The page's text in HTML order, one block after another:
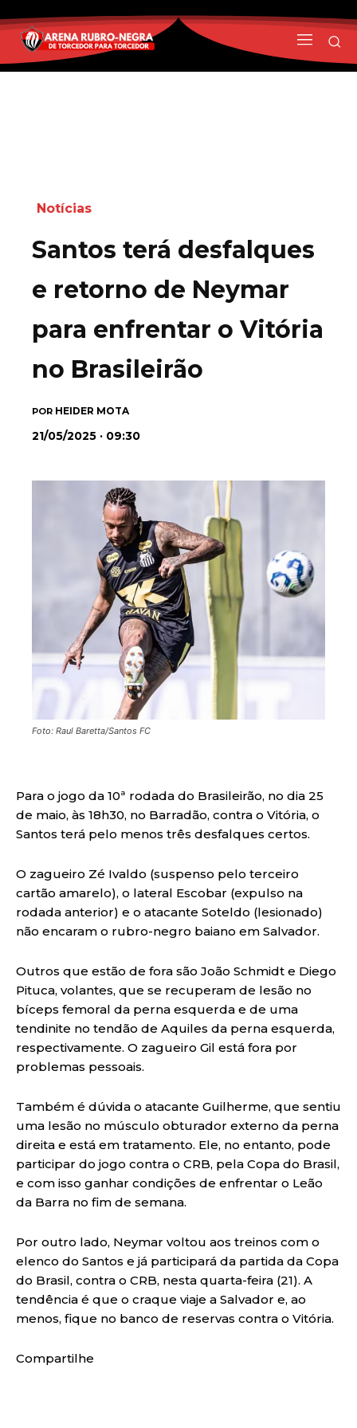
Notícias
Santos terá desfalques
e retorno de Neymar
para enfrentar o Vitória
no Brasileirão
POR HEIDER MOTA
21/05/2025 · 09:30
Foto: Raul Baretta/Santos FC
Para o jogo da 10ª rodada do Brasileirão, no dia 25
de maio, às 18h30, no Barradão, contra o Vitória, o
Santos terá pelo menos três desfalques certos.
O zagueiro Zé Ivaldo (suspenso pelo terceiro
cartão amarelo), o lateral Escobar (expulso na
rodada anterior) e o atacante Soteldo (lesionado)
não encaram o rubro-negro baiano em Salvador.
Outros que estão de fora são João Schmidt e Diego
Pituca, volantes, que se recuperam de lesão no
bíceps femoral da perna esquerda e de uma
tendinite no tendão de Aquiles da perna esquerda,
respectivamente. O zagueiro Gil está fora por
problemas pessoais.
Também é dúvida o atacante Guilherme, que sentiu
uma lesão no músculo obturador externo da perna
direita e está em tratamento. Ele, no entanto, pode
participar do jogo contra o CRB, pela Copa do Brasil,
e com isso ganhar condições de enfrentar o Leão
da Barra no fim de semana.
Por outro lado, Neymar voltou aos treinos com o
elenco do Santos e já participará da partida da Copa
do Brasil, contra o CRB, nesta quarta-feira (21). A
tendência é que o craque viaje a Salvador e, ao
menos, fique no banco de reservas contra o Vitória.
Compartilhe